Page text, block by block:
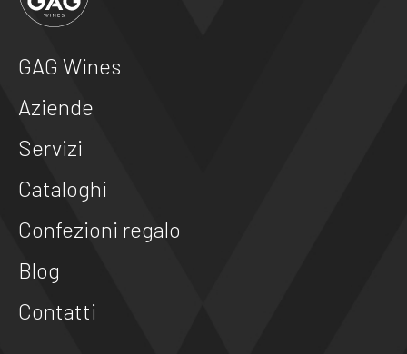
GAG Wines
Aziende
Servizi
Cataloghi
Confezioni regalo
Blog
Contatti